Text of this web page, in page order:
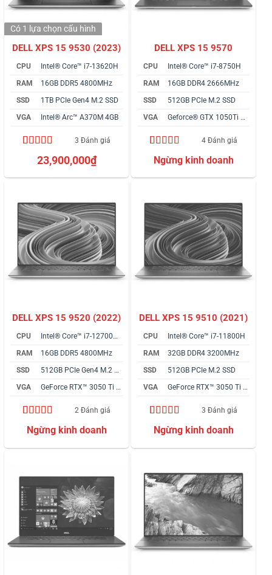
DELL XPS 15 9530 (2023)
CPU
Intel® Core™ i7-13620H
RAM
16GB DDR5 4800MHz
SSD
1TB PCIe Gen4 M.2 SSD
VGA
Intel® Arc™ A370M 4GB
4.67trên 5
dựa trên
3 Đánh giá
23,900,000₫
Có 1 lựa chọn cấu hình
DELL XPS 15 9570
CPU
Intel® Core™ i7-8750H
RAM
16GB DDR4 2666MHz
SSD
512GB PCIe M.2 SSD
VGA
Geforce® GTX 1050Ti 4GB
4.75 trên 5
dựa trên
4
4 Đánh giá
DELL XPS 15 9520 (2022)
CPU
Intel® Core™ i7-12700H vPro
RAM
16GB DDR5 4800MHz
SSD
512GB PCIe Gen4 M.2 SSD
VGA
GeForce RTX™ 3050 Ti 4GB
5.00 trên 5
dựa trên
2
2 Đánh giá
DELL XPS 15 9510 (2021)
CPU
Intel® Core™ i7-11800H
RAM
32GB DDR4 3200MHz
SSD
512GB PCIe M.2 SSD
VGA
GeForce RTX™ 3050 Ti 4GB
5.00 trên 5
dựa trên
3
3 Đánh giá